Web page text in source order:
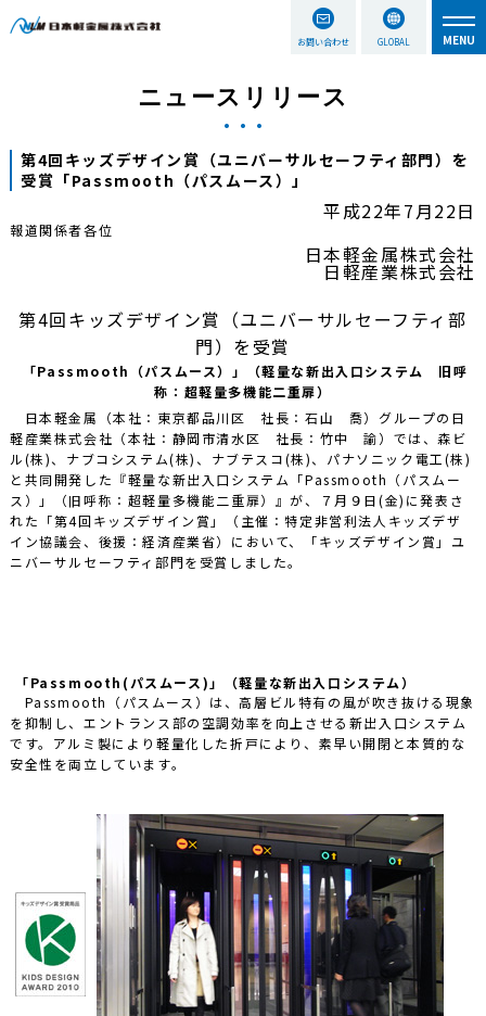
お問い合わせ GLOBAL
ニュースリリース
第4回キッズデザイン賞（ユニバーサルセーフティ部門）を
受賞「Passmooth（パスムース）」
平成22年7月22日
報道関係者各位
日本軽金属株式会社
日軽産業株式会社
第4回キッズデザイン賞（ユニバーサルセーフティ部
門）を受賞
「Passmooth（パスムース）」（軽量な新出入口システム 旧呼
称：超軽量多機能二重扉）
日本軽金属（本社：東京都品川区 社長：石山 喬）グループの日
軽産業株式会社（本社：静岡市清水区 社長：竹中 諭）では、森ビ
ル(株)、ナブコシステム(株)、ナブテスコ(株)、パナソニック電工(株)
と共同開発した『軽量な新出入口システム「Passmooth（パスムー
ス）」（旧呼称：超軽量多機能二重扉）』が、７月９日(金)に発表さ
れた「第4回キッズデザイン賞」（主催：特定非営利法人キッズデザ
イン協議会、後援：経済産業省）において、「キッズデザイン賞」ユ
ニバーサルセーフティ部門を受賞しました。
「Passmooth(パスムース)」（軽量な新出入口システム）
Passmooth（パスムース）は、高層ビル特有の風が吹き抜ける現象
を抑制し、エントランス部の空調効率を向上させる新出入口システム
です。アルミ製により軽量化した折戸により、素早い開閉と本質的な
安全性を両立しています。